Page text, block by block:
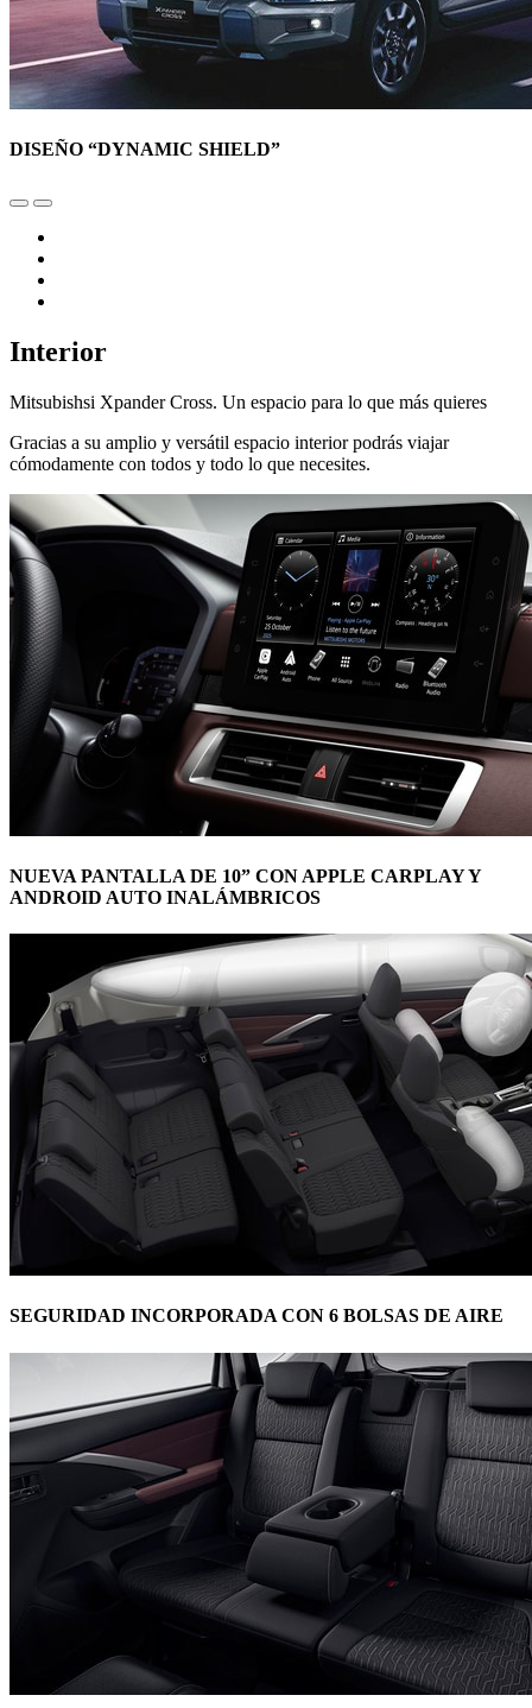
DISEÑO “DYNAMIC SHIELD”
Interior
Mitsubishsi Xpander Cross. Un espacio para lo que más quieres
Gracias a su amplio y versátil espacio interior podrás viajar
cómodamente con todos y todo lo que necesites.
NUEVA PANTALLA DE 10” CON APPLE CARPLAY Y
ANDROID AUTO INALÁMBRICOS
SEGURIDAD INCORPORADA CON 6 BOLSAS DE AIRE